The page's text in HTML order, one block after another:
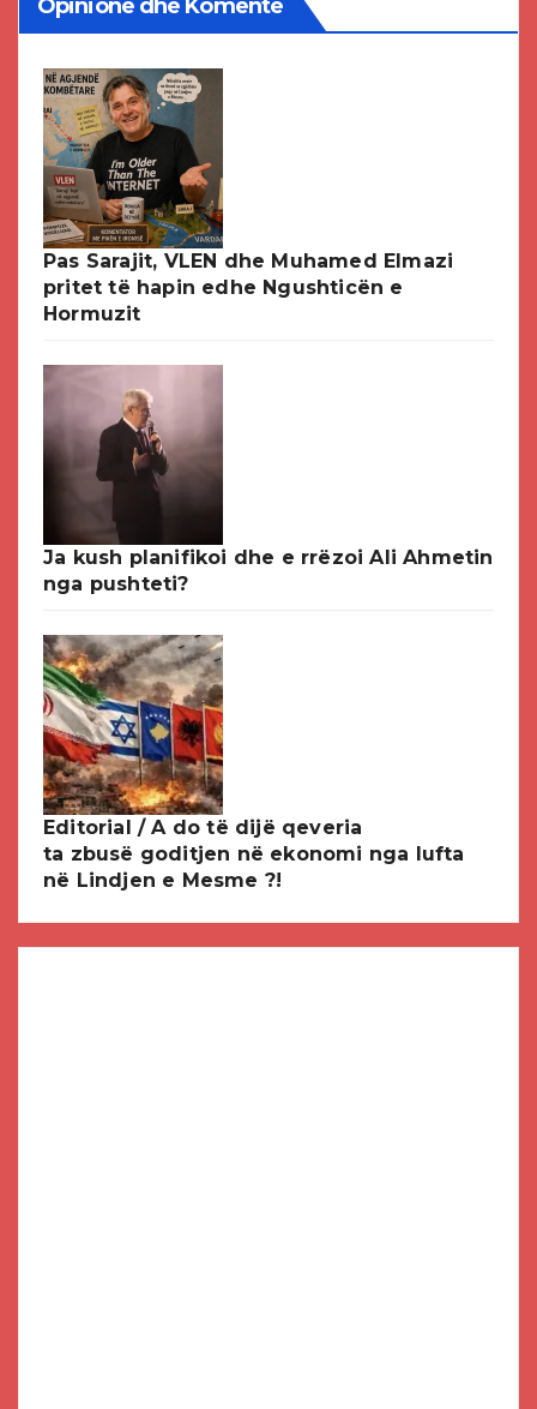
Opinione dhe Komente
Pas Sarajit, VLEN dhe Muhamed Elmazi
pritet të hapin edhe Ngushticën e
Hormuzit
Ja kush planifikoi dhe e rrëzoi Ali Ahmetin
nga pushteti?
Editorial / A do të dijë qeveria
ta zbusë goditjen në ekonomi nga lufta
në Lindjen e Mesme ?!